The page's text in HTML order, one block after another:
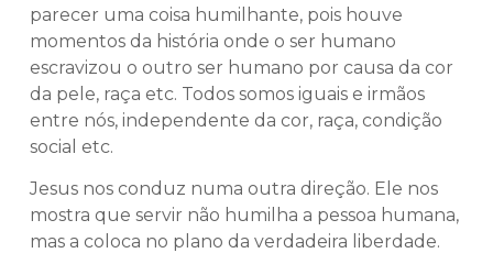
parecer uma coisa humilhante, pois houve
momentos da história onde o ser humano
escravizou o outro ser humano por causa da cor
da pele, raça etc. Todos somos iguais e irmãos
entre nós, independente da cor, raça, condição
social etc.
Jesus nos conduz numa outra direção. Ele nos
mostra que servir não humilha a pessoa humana,
mas a coloca no plano da verdadeira liberdade.